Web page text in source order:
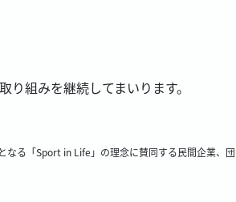
組みを継続してまいります。
なる「Sport in Life」の理念に賛同する民間企業、団